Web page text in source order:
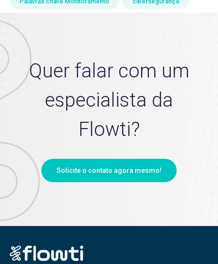
Quer falar com um
especialista da
Flowti?
Solicite o contato agora mesmo!